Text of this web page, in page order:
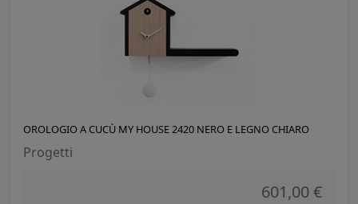
OROLOGIO A CUCÙ MY HOUSE 2420 NERO E LEGNO CHIARO
Progetti
601,00 €